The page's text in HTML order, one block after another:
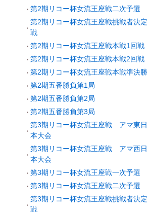
第2期リコー杯女流王座戦二次予選
第2期リコー杯女流王座戦挑戦者決定
戦
第2期リコー杯女流王座戦本戦1回戦
第2期リコー杯女流王座戦本戦2回戦
第2期リコー杯女流王座戦本戦準決勝
第2期五番勝負第1局
第2期五番勝負第2局
第2期五番勝負第3局
第3期リコー杯女流王座戦 アマ東日
本大会
第3期リコー杯女流王座戦 アマ西日
本大会
第3期リコー杯女流王座戦一次予選
第3期リコー杯女流王座戦二次予選
第3期リコー杯女流王座戦挑戦者決定
戦